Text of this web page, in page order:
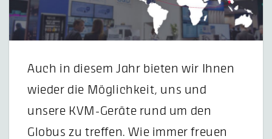
Auch in diesem Jahr bieten wir Ihnen
wieder die Möglichkeit, uns und
unsere KVM-Geräte rund um den
Globus zu treffen. Wie immer freuen